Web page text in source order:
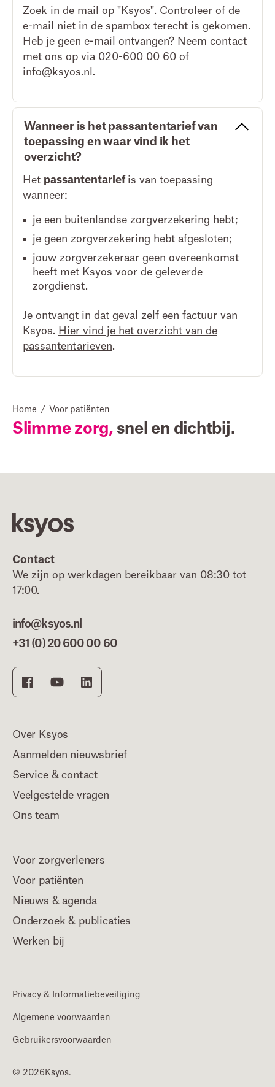
Zoek in de mail op "Ksyos". Controleer of de
e-mail niet in de spambox terecht is gekomen.
Heb je geen e-mail ontvangen? Neem contact
met ons op via 020-600 00 60 of
info@ksyos.nl.
Wanneer is het passantentarief van
toepassing en waar vind ik het
overzicht?
Het passantentarief is van toepassing
wanneer:
je een buitenlandse zorgverzekering hebt;
je geen zorgverzekering hebt afgesloten;
jouw zorgverzekeraar geen overeenkomst
heeft met Ksyos voor de geleverde
zorgdienst.
Je ontvangt in dat geval zelf een factuur van
Ksyos. Hier vind je het overzicht van de
passantentarieven.
Home / Voor patiënten
Slimme zorg,snel en dichtbij.
Contact
We zijn op werkdagen bereikbaar van 08:30 tot
17:00.
info@ksyos.nl
+31 (0) 20 600 00 60
Over Ksyos
Aanmelden nieuwsbrief
Service & contact
Veelgestelde vragen
Ons team
Voor zorgverleners
Voor patiënten
Nieuws & agenda
Onderzoek & publicaties
Werken bij
© 2026 Ksyos.
Privacy & Informatiebeveiliging
Algemene voorwaarden
Gebruikersvoorwaarden